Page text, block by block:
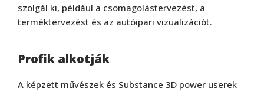
szolgál ki, például a csomagolástervezést, a
terméktervezést és az autóipari vizualizációt.
Profik alkotják
A képzett művészek és Substance 3D power userek